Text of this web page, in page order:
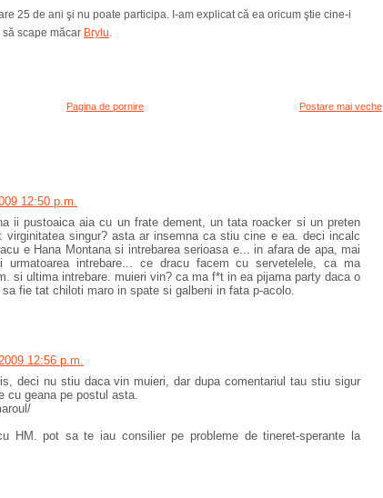
25 de ani şi nu poate participa. I-am explicat că ea oricum ştie cine-i
scape măcar Brylu.
Postare mai veche
Pagina de pornire
12:50 p.m.
ii pustoaica aia cu un frate dement, un tata roacker si un preten
virginitatea singur? asta ar insemna ca stiu cine e ea. deci incalc
e Hana Montana si intrebarea serioasa e... in afara de apa, mai
intrebare... ce dracu facem cu servetelele, ca ma
si ultima intrebare. muieri vin? ca ma f*t in ea pijama party daca o
fie tat chiloti maro in spate si galbeni in fata p-acolo.
12:56 p.m.
deci nu stiu daca vin muieri, dar dupa comentariul tau stiu sigur
cu geana pe postul asta.
HM. pot sa te iau consilier pe probleme de tineret-sperante la